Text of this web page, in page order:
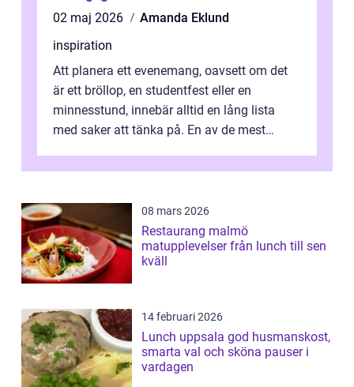
02 maj 2026
Amanda Eklund
inspiration
Att planera ett evenemang, oavsett om det
är ett bröllop, en studentfest eller en
minnesstund, innebär alltid en lång lista
med saker att tänka på. En av de mest
08 mars 2026
Restaurang malmö
matupplevelser från lunch till sen
kväll
14 februari 2026
Lunch uppsala god husmanskost,
smarta val och sköna pauser i
vardagen